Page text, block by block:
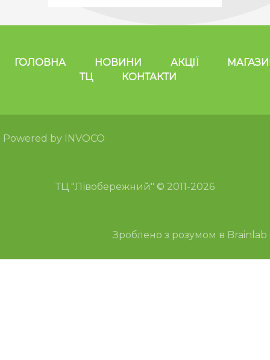
ГОЛОВНА НОВИНИ АКЦІЇ
ТЦ
КОНТАКТИ
Powered by INVOCO
ТЦ "Лівобережний" © 2011-2026
Зроблено з розумом в Brainlab